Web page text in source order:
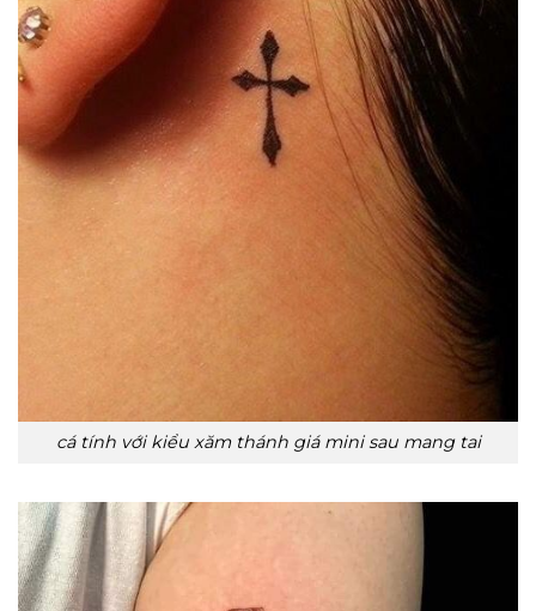
cá tính với kiểu xăm thánh giá mini sau mang tai